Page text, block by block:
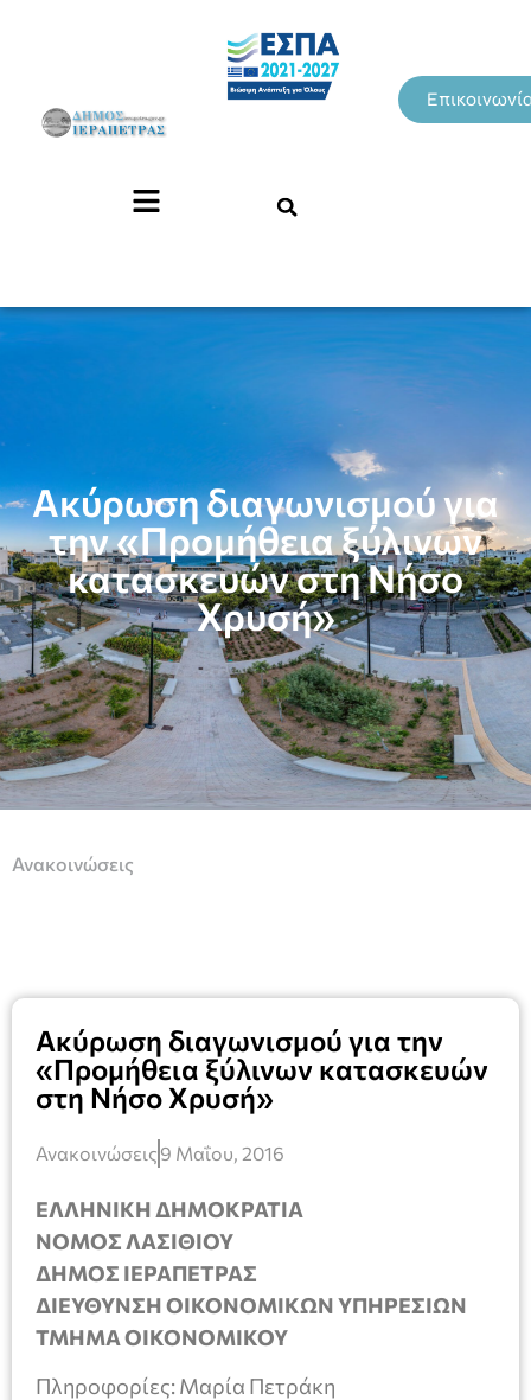
Ακύρωση διαγωνισμού για
την «Προμήθεια ξύλινων
κατασκευών στη Νήσο
Χρυσή»
Ανακοινώσεις
Ακύρωση διαγωνισμού για την
«Προμήθεια ξύλινων κατασκευών
στη Νήσο Χρυσή»
Ανακοινώσεις 9 Μαΐου, 2016
ΕΛΛΗΝΙΚΗ ΔΗΜΟΚΡΑΤΙΑ
ΝΟΜΟΣ ΛΑΣΙΘΙΟΥ
ΔΗΜΟΣ ΙΕΡΑΠΕΤΡΑΣ
ΔΙΕΥΘΥΝΣΗ ΟΙΚΟΝΟΜΙΚΩΝ ΥΠΗΡΕΣΙΩΝ
ΤΜΗΜΑOIKONOMIKOY
Πληροφορίες: Μαρία Πετράκη